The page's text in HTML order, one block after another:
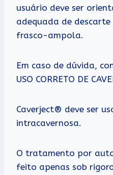
usuário deve ser
adequada de
frasco-ampola.
Em caso de dúvida,
USO CORRETO DE
Caverject® deve ser
intracavernosa.
O tratamento por
feito apenas sob